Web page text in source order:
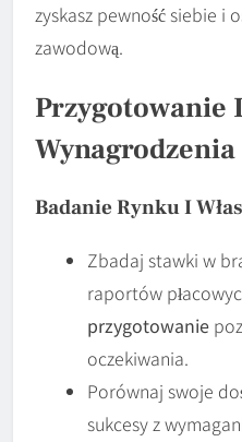
zyskasz pewność siebie i
zawodową.
Przygotowanie
Wynagrodzenia
Badanie Rynku I
Zbadaj stawki w
raportów
przygotowanie
oczekiwania.
Porównaj swoje
sukcesy z